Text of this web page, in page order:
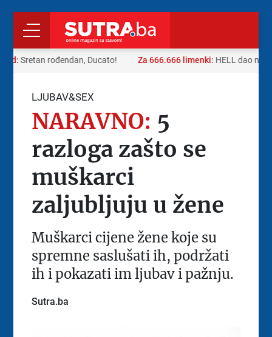
Sretan rođendan, Ducato! Za 666.666 limenki:HELL dao
LJUBAV&SEX
NARAVNO: 5
razloga zašto se
muškarci
zaljubljuju u žene
Muškarci cijene žene koje su
spremne saslušati ih, podržati
ih i pokazati im ljubav i pažnju.
Sutra.ba